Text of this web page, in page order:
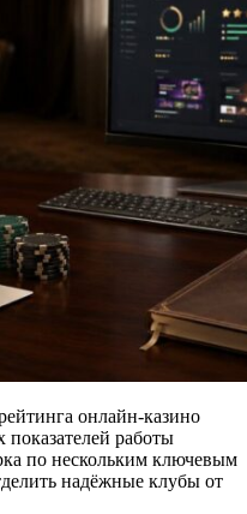
онлайн-казино
показателей работы
по нескольким ключевым
надёжные клубы от